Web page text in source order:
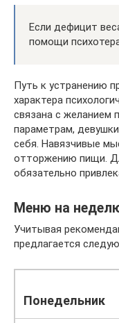
Если дефицит
помощи
Путь к устранению
характера
связана с желанием
параметрам,
себя. Навязчивые
отторжению пищи.
обязательно
Меню на
Учитывая
предлагается
Понедельник